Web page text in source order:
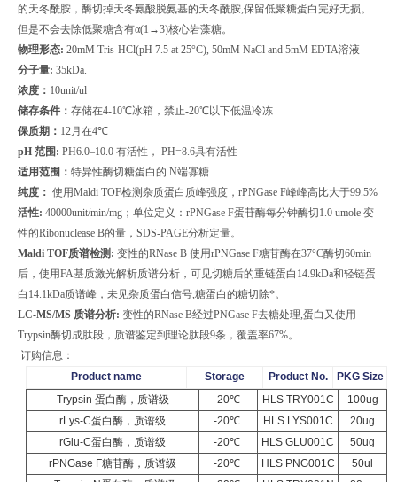
的天冬酰胺，酶切掉天冬氨酸脱氨基的天冬酰胺 保留低聚糖蛋白完好无损。
但是不会去除低聚糖含有α(1 →3)核心岩藻糖。
物理形态: 20mM Tris-HCl(pH 7.5 at 25°C), 50mM NaCl and 5mM EDTA溶液
分子量: 35kDa.
浓度： 10unit/ul
储存条件： 存储在4-10℃冰箱，禁止-20℃以下低温冷冻
保质期： 12月在4℃
pH 范围: PH6.0–10.0 有活性， PH=8.6具有活性
适用范围： 特异性酶切糖蛋白的 N端寡糖
纯度： 使用Maldi TOF检测杂质蛋白质峰强度， rPNGase F峰峰高比大于99.5%
活性: 40000unit/min/mg ；单位定义： rPNGase F蛋苷酶每分钟酶切1.0 umole 变
性的Ribonuclease B的量， SDS-PAGE分析定量。
Maldi TOF质谱检测 : 变性的RNase B 使用rPNGase F糖苷酶在37°C酶切60min
后，使用FA基质激光解析质谱分析，可见切糖后的重链蛋白 14.9kDa和轻链蛋
白 14.1kDa质谱峰，未见杂质蛋白信号 糖蛋白的糖切除*。
LC-MS/MS 质谱分析: 变性的RNase B经过PNGase F去糖处理 蛋白又使用
Trypsin酶切成肽段，质谱鉴定到理论肽段9条，覆盖率67%。
订购信息：
Product name
Storage Product No.
PKG Size
Trypsin 蛋白酶，质谱级 -20℃ HLS TRY001C
100ug
rLys-C蛋白酶，质谱级 -20℃ HLS LYS001C
20ug
rGlu-C蛋白酶，质谱级 -20℃ HLS GLU001C
50ug
rPNGase F糖苷酶，质谱级 -20℃ HLS PNG001C
50ul